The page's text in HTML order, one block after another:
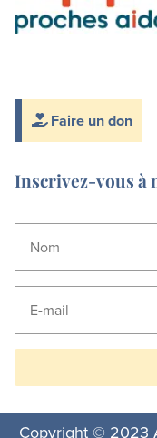
Faire un don
Inscrivez-vous à
Copyright © 2023